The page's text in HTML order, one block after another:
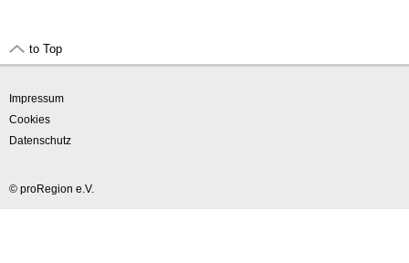
to Top
Impressum
Cookies
Datenschutz
© proRegion e.V.